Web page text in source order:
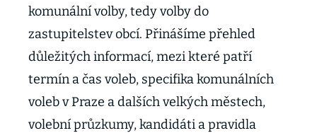
komunální volby, tedy volby do
zastupitelstev obcí. Přinášíme přehled
důležitých informací, mezi které patří
termín a čas voleb, specifika komunálních
voleb v Praze a dalších velkých městech,
volební průzkumy, kandidáti a pravidla